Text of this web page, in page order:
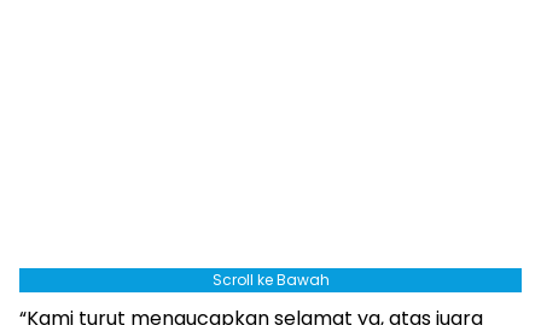
Scroll ke Bawah
“Kami turut mengucapkan selamat ya, atas juara